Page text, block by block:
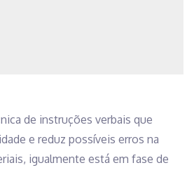
de instruções verbais que
e reduz possíveis erros na
igualmente está em fase de